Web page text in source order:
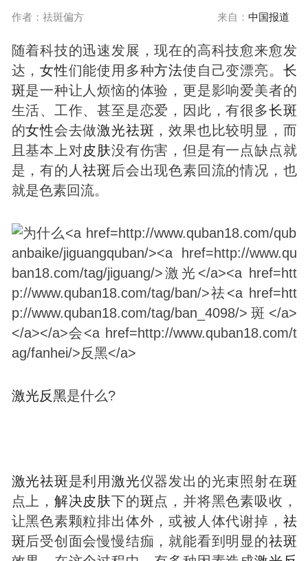
作者：祛斑偏方 来自： 中国报道
随着科技的迅速发展，现在的高科技愈来愈发
达，女性们能使用多种方法使自己变漂亮。 长
斑是一种让人烦恼的体验，更是影响爱美者的
生活、工作、甚至是恋爱，因此，有很多长斑
的女性会去做激光祛斑 ，效果也比较明显，而
且基本上对皮肤没有伤害，但是有一点缺点就
是，有的人祛斑 后会出现色素回流的情况，也
就是色素回流。
激光反黑是什么?
激光祛斑是利用激光仪器发出的光束照射在斑
点上， 解决皮肤下的斑点，并将黑色素吸收，
让黑色素颗粒排出体外，或被人体代谢掉， 祛
斑后受创面会慢慢结痂，就能看到明显的祛斑